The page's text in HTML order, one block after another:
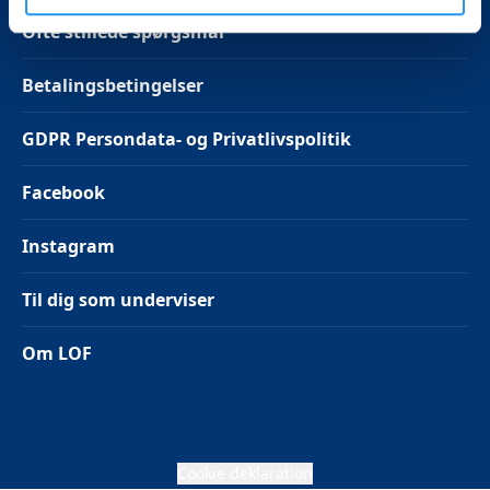
Ofte stillede spørgsmål
Betalingsbetingelser
GDPR Persondata- og Privatlivspolitik
Facebook
Instagram
Til dig som underviser
Om LOF